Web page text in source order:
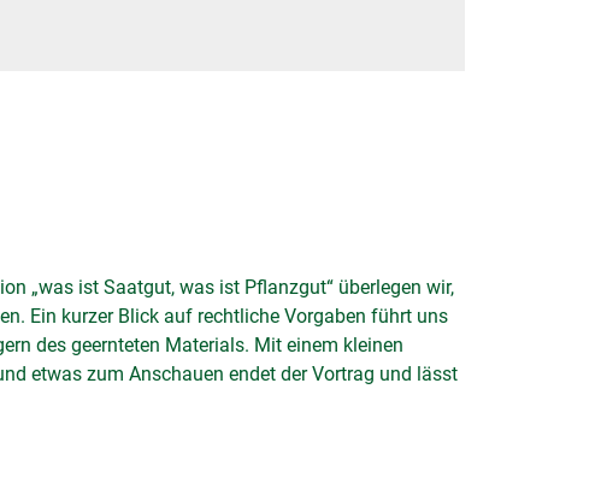
„was ist Saatgut, was ist Pflanzgut“ überlegen wir,
Ein kurzer Blick auf rechtliche Vorgaben führt uns
des geernteten Materials. Mit einem kleinen
etwas zum Anschauen endet der Vortrag und lässt